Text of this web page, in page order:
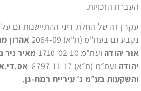
העברת הזכויות.
עקרון זה של החלת דיני ההתיישנות גם על
נקבע גם בעת"מ (ת"א) 2064-09
אהרון
אור יהודה ועת"מ 1710-02-10
מאיר ניר
יהודה ועת״מ (ת״א) 8797-11-17
והשקעות בע״מ נ׳ עיריית רמת-גן.